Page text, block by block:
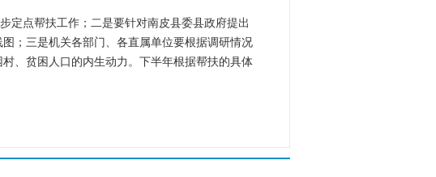
定点帮扶工作；二是要针对南皮县委县政府提出
；三是机关各部门、各直属单位要根据调研情况
、贫困人口的内生动力。下半年根据帮扶的具体